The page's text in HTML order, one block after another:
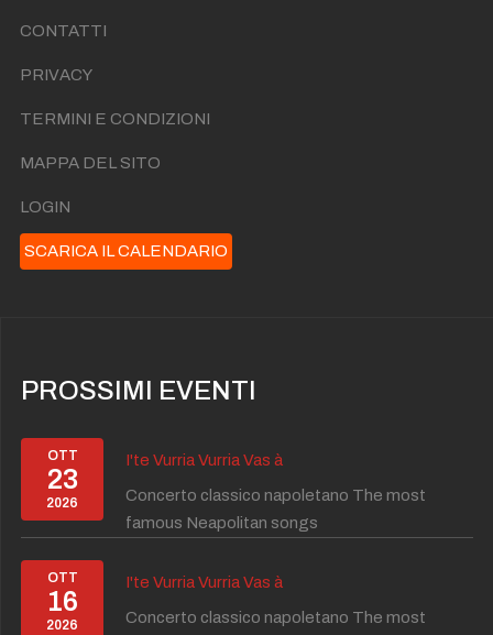
CONTATTI
PRIVACY
TERMINI E CONDIZIONI
MAPPA DEL SITO
LOGIN
SCARICA IL CALENDARIO
PROSSIMI EVENTI
OTT
23
2026
I'te Vurria Vurria Vas à
Concerto classico napoletano The most
famous Neapolitan songs
OTT
16
2026
I'te Vurria Vurria Vas à
Concerto classico napoletano The most